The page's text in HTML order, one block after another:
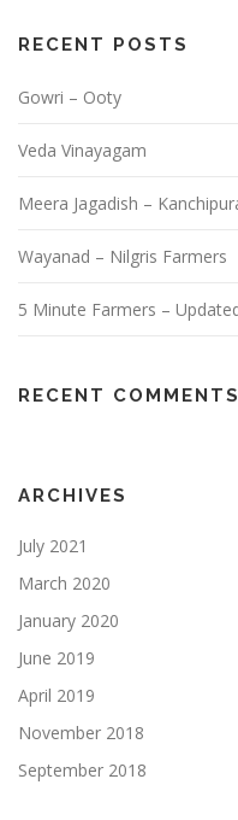
RECENT POSTS
Gowri – Ooty
Veda Vinayagam
Meera Jagadish –
Wayanad – Nilgris Farmers
5 Minute Farmers –
RECENT COMMENTS
ARCHIVES
July 2021
March 2020
January 2020
June 2019
April 2019
November 2018
September 2018